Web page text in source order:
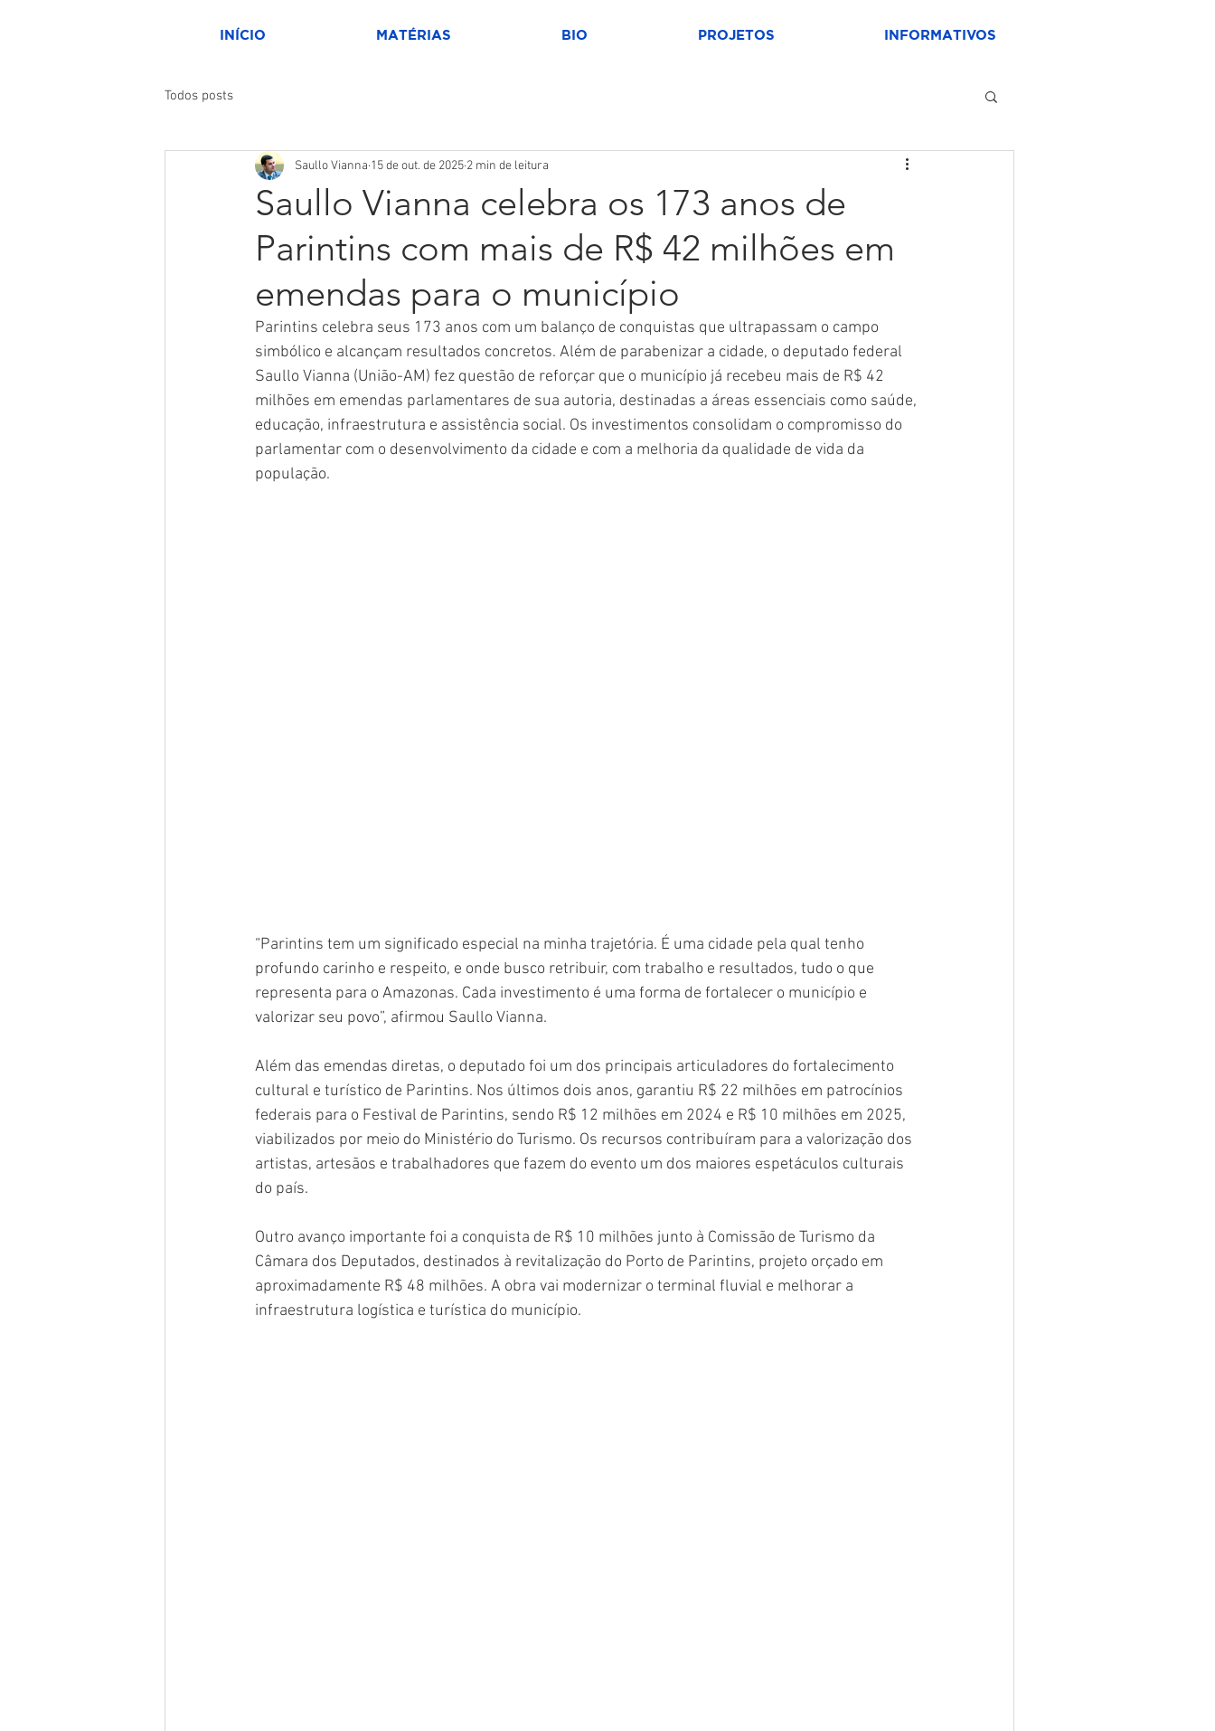
INÍCIO MATÉRIAS BIO PROJETOS INFORMATIVOS
Todos posts
Saullo Vianna celebra os 173 anos de
Parintins com mais de R$ 42 milhões em
emendas para o município
Saullo Vianna 15 de out. de 2025 2 min de leitura
Parintins celebra seus 173 anos com um balanço de conquistas que ultrapassam o campo
simbólico e alcançam resultados concretos. Além de parabenizar a cidade, o deputado federal
Saullo Vianna (União-AM) fez questão de reforçar que o município já recebeu mais de R$ 42
milhões em emendas parlamentares de sua autoria, destinadas a áreas essenciais como saúde,
educação, infraestrutura e assistência social. Os investimentos consolidam o compromisso do
parlamentar com o desenvolvimento da cidade e com a melhoria da qualidade de vida da
população.
“Parintins tem um significado especial na minha trajetória. É uma cidade pela qual tenho
profundo carinho e respeito, e onde busco retribuir, com trabalho e resultados, tudo o que
representa para o Amazonas. Cada investimento é uma forma de fortalecer o município e
valorizar seu povo”, afirmou Saullo Vianna.
Além das emendas diretas, o deputado foi um dos principais articuladores do fortalecimento
cultural e turístico de Parintins. Nos últimos dois anos, garantiu R$ 22 milhões em patrocínios
federais para o Festival de Parintins, sendo R$ 12 milhões em 2024 e R$ 10 milhões em 2025,
viabilizados por meio do Ministério do Turismo. Os recursos contribuíram para a valorização dos
artistas, artesãos e trabalhadores que fazem do evento um dos maiores espetáculos culturais
do país.
Outro avanço importante foi a conquista de R$ 10 milhões junto à Comissão de Turismo da
Câmara dos Deputados, destinados à revitalização do Porto de Parintins, projeto orçado em
aproximadamente R$ 48 milhões. A obra vai modernizar o terminal fluvial e melhorar a
infraestrutura logística e turística do município.